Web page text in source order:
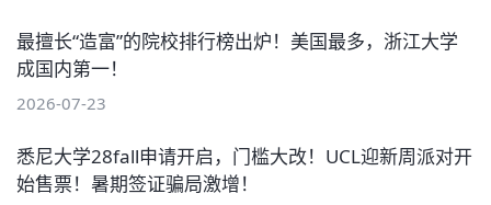
最擅长“造富”的院校排行榜出炉！美国最多，浙江大学
成国内第一！
2026-07-23
悉尼大学28fall申请开启，门槛大改！UCL迎新周派对开
始售票！暑期签证骗局激增！